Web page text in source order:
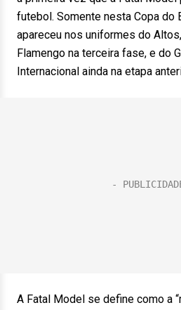
futebol. Somente nesta Copa do
apareceu nos uniformes do
Flamengo na terceira fase, e do
Internacional ainda na etapa
A Fatal Model se define como a